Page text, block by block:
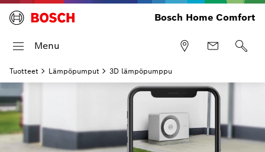
Bosch Home Comfort
Menu
Tuotteet Lämpöpumput 3D lämpöpumppu